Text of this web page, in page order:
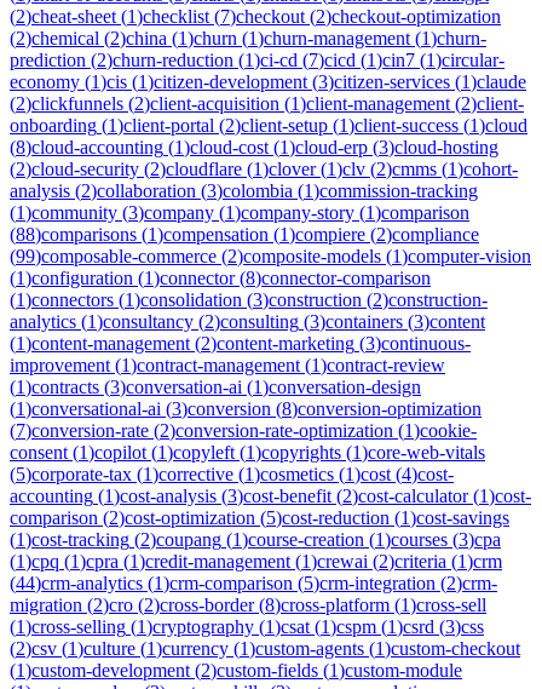
(2)cheat-sheet (1)checklist (7)checkout (2)checkout-optimization
(2)chemical (2)china (1)churn (1)churn-management (1)churn-
prediction (2)churn-reduction (1)ci-cd (7)cicd (1)cin7 (1)circular-
economy (1)cis (1)citizen-development (3)citizen-services (1)claude
(2)clickfunnels (2)client-acquisition (1)client-management (2)client-
onboarding (1)client-portal (2)client-setup (1)client-success (1)cloud
(8)cloud-accounting (1)cloud-cost (1)cloud-erp (3)cloud-hosting
(2)cloud-security (2)cloudflare (1)clover(1)clv (2)cmms (1)cohort-
analysis (2)collaboration (3)colombia (1)commission-tracking
(1)community (3)company (1)company-story (1)comparison
(88)comparisons (1)compensation (1)compiere (2)compliance
(99)composable-commerce (2)composite-models (1)computer-vision
(1)configuration (1)connector(8)connector-comparison
(1)connectors (1)consolidation (3)construction (2)construction-
analytics (1)consultancy (2)consulting (3)containers (3)content
(1)content-management (2)content-marketing (3)continuous-
improvement (1)contract-management (1)contract-review
(1)contracts (3)conversation-ai (1)conversation-design
(1)conversational-ai (3)conversion (8)conversion-optimization
(7)conversion-rate (2)conversion-rate-optimization (1)cookie-
consent (1)copilot (1)copyleft (1)copyrights (1)core-web-vitals
(5)corporate-tax (1)corrective (1)cosmetics (1)cost (4)cost-
accounting (1)cost-analysis (3)cost-benefit (2)cost-calculator(1)cost-
comparison (2)cost-optimization (5)cost-reduction (1)cost-savings
(1)cost-tracking (2)coupang (1)course-creation (1)courses (3)cpa
(1)cpq (1)cpra (1)credit-management (1)crewai (2)criteria (1)crm
(44)crm-analytics (1)crm-comparison (5)crm-integration (2)crm-
migration (2)cro (2)cross-border(8)cross-platform (1)cross-sell
(1)cross-selling (1)cryptography (1)csat (1)cspm (1)csrd (3)css
(2)csv (1)culture (1)currency (1)custom-agents (1)custom-checkout
(1)custom-development (2)custom-fields (1)custom-module